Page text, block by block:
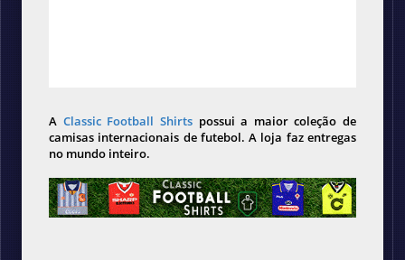
A Classic Football Shirts possui a maior coleção de
camisas internacionais de futebol. A loja faz entregas
no mundo inteiro.